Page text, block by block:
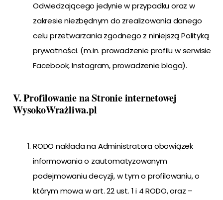
Odwiedzającego jedynie w przypadku oraz w
zakresie niezbędnym do zrealizowania danego
celu przetwarzania zgodnego z niniejszą Polityką
prywatności. (m.in. prowadzenie profilu w serwisie
Facebook, Instagram, prowadzenie bloga).
V. Profilowanie na Stronie internetowej
WysokoWrażliwa.pl
RODO nakłada na Administratora obowiązek
informowania o zautomatyzowanym
podejmowaniu decyzji, w tym o profilowaniu, o
którym mowa w art. 22 ust. 1 i 4 RODO, oraz –